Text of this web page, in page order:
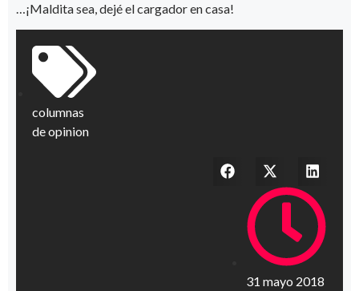
…¡Maldita sea, dejé el cargador en casa!
columnas
de opinion
31 mayo 2018